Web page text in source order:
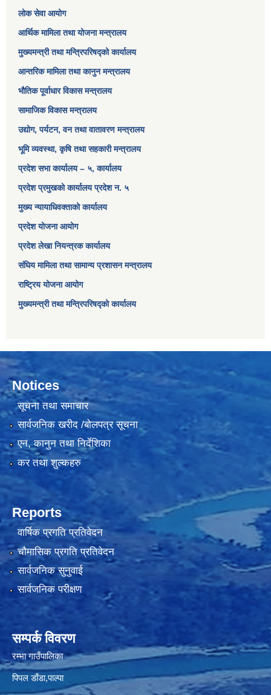
लोक सेवा आयोग
आर्थिक मामिला तथा योजना मन्त्रालय​
मुख्यमन्त्री तथा मन्त्रिपरिषद्को कार्यालय
आन्तरिक मामिला तथा कानुन मन्त्रालय
भौतिक पूर्वाधार विकास मन्त्रालय
सामाजिक विकास मन्त्रालय
उद्योग, पर्यटन, वन तथा वातावरण मन्त्रालय
भूमि व्यवस्था, कृषि तथा सहकारी मन्त्रालय
प्रदेश सभा कार्यालय – ५, कार्यालय
प्रदेश प्रमुखको कार्यालय प्रदेश न. ५
मुख्य न्यायाधिवक्ताको कार्यालय
प्रदेश योजना आयोग
प्रदेश लेखा नियन्त्रक कार्यालय
संघिय मामिला तथा सामान्य प्रशासन मन्त्रालय
राष्ट्रिय योजना आयोग
मुख्यमन्त्री तथा मन्त्रिपरिषद्को कार्यालय
Notices
सूचना तथा समाचार
सार्वजनिक खरीद /बोलपत्र सूचना
एन, कानुन तथा निर्देशिका
कर तथा शुल्कहरु
Reports
वार्षिक प्रगति प्रतिवेदन
चौमासिक प्रगति प्रतिवेदन
सार्वजनिक सुनुवाई
सार्वजनिक परीक्षण
सम्पर्क विवरण
रम्भा गाउँपालिका
पिपल डाँडा,पाल्पा